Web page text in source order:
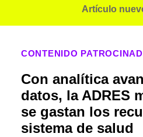
Artículo
CONTENIDO
Con analítica
datos, la ADRES
se gastan los
sistema de salud